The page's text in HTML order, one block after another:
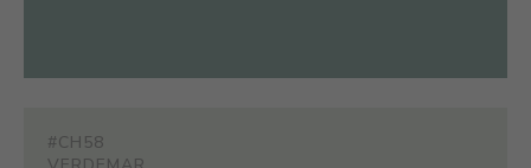
#CH58